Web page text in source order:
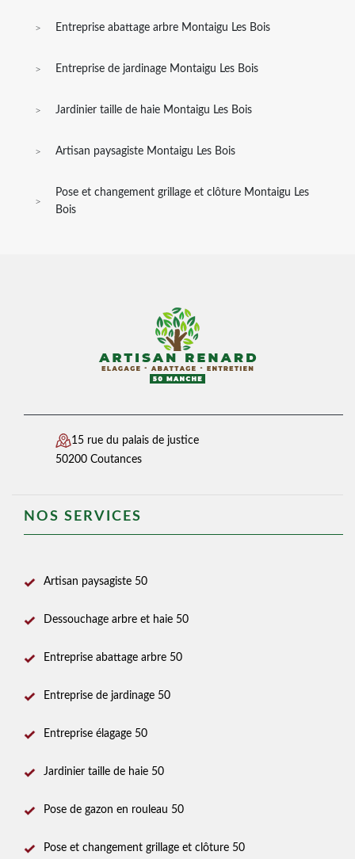
Entreprise abattage arbre Montaigu Les Bois
Entreprise de jardinage Montaigu Les Bois
Jardinier taille de haie Montaigu Les Bois
Artisan paysagiste Montaigu Les Bois
Pose et changement grillage et clôture Montaigu Les
Bois
15 rue du palais de justice
50200 Coutances
NOS SERVICES
Artisan paysagiste 50
Dessouchage arbre et haie 50
Entreprise abattage arbre 50
Entreprise de jardinage 50
Entreprise élagage 50
Jardinier taille de haie 50
Pose de gazon en rouleau 50
Pose et changement grillage et clôture 50